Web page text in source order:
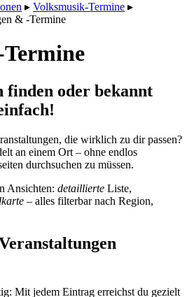
▸ Volksmusik-Termine ▸
& -Termine
finden oder bekannt
die wirklich zu dir passen?
an einem Ort – ohne endlos
durchsuchen zu müssen.
Ansichten: detaillierte Liste,
– alles filterbar nach Region,
Mit jedem Eintrag erreichst du gezielt